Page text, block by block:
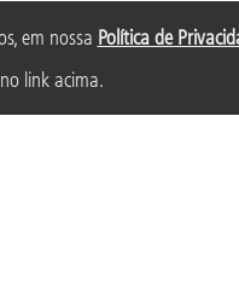
em nossa Política de
link acima.